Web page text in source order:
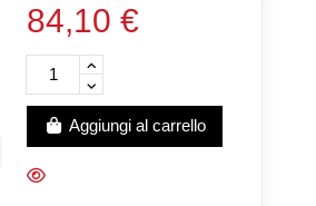
84,10 €
Aggiungi al carrello